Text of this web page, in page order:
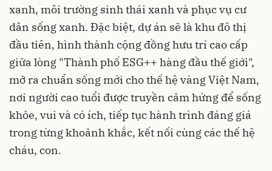
xanh, môi trường sinh thái xanh và phục vụ cư
dân sống xanh. Đặc biệt, dự án sẽ là khu đô thị
đầu tiên, hình thành cộng đồng hưu trí cao cấp
giữa lòng "Thành phố ESG++ hàng đầu thế giới",
mở ra chuẩn sống mới cho thế hệ vàng Việt Nam,
nơi người cao tuổi được truyền cảm hứng để sống
khỏe, vui và có ích, tiếp tục hành trình đáng giá
trong từng khoảnh khắc, kết nối cùng các thế hệ
cháu, con.